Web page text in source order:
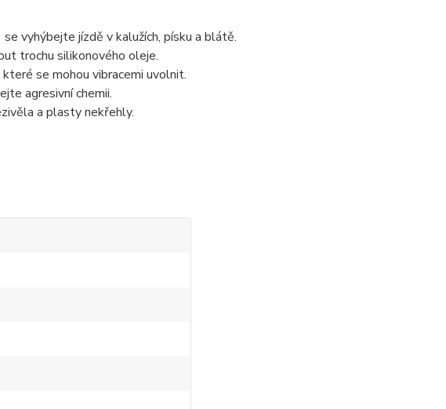
vyhýbejte jízdě v kalužích, písku a blátě.
trochu silikonového oleje.
se mohou vibracemi uvolnit.
agresivní chemii.
a plasty nekřehly.